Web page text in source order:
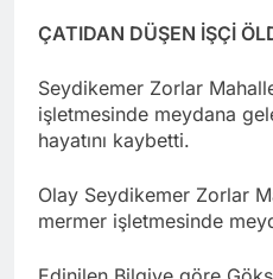
ÇATIDAN DÜŞEN İŞÇİ
Seydikemer Zorlar
işletmesinde meydana
hayatını kaybetti.
Olay Seydikemer Zorlar
mermer işletmesinde